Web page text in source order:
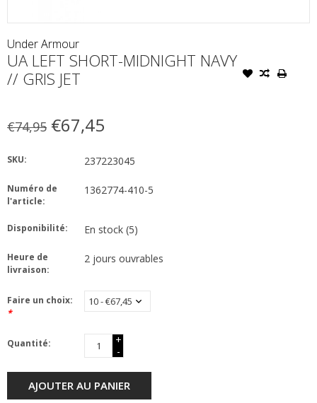
Under Armour
UA LEFT SHORT-MIDNIGHT NAVY
// GRIS JET
€74,95 €67,45
SKU: 237223045
Numéro de
l'article:
1362774-410-5
Disponibilité: En stock (5)
Heure de
livraison:
2 jours ouvrables
Faire un choix:
*
Quantité:
+
-
AJOUTER AU PANIER